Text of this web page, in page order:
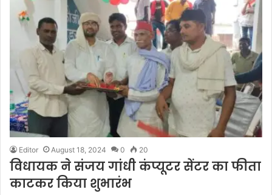
Editor August 18, 2024 0 20
विधायक ने संजय गांधी कंप्यूटर सेंटर का फीता
काटकर किया शुभारंभ